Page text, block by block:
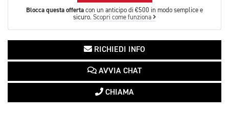
Blocca questa offerta con un anticipo di €500 in modo semplice e
sicuro. Scopri come funziona
RICHIEDI INFO
AVVIA CHAT
CHIAMA